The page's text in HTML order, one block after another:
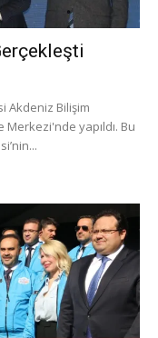
Akdeniz Bilişim
Merkezi'nde yapıldı. Bu